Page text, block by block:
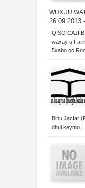
WUXUU
26.09.2013
QISO CAJIIB
waxay u
5xabo oo
Binu Jacfar
dhul keymo…